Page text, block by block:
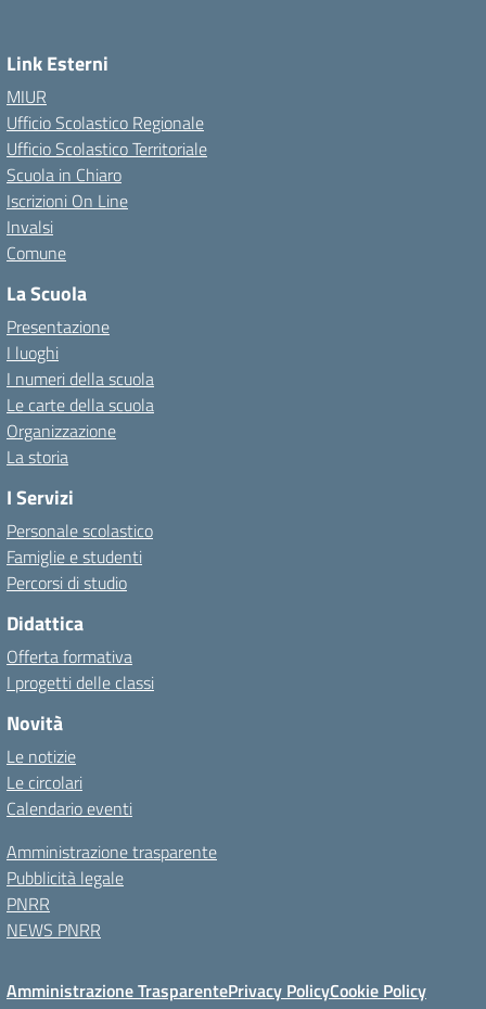
Link Esterni
MIUR
Ufficio Scolastico Regionale
Ufficio Scolastico Territoriale
Scuola in Chiaro
Iscrizioni On Line
Invalsi
Comune
La Scuola
Presentazione
I luoghi
I numeri della scuola
Le carte della scuola
Organizzazione
La storia
I Servizi
Personale scolastico
Famiglie e studenti
Percorsi di studio
Didattica
Offerta formativa
I progetti delle classi
Novità
Le notizie
Le circolari
Calendario eventi
Amministrazione trasparente
Pubblicità legale
PNRR
NEWS PNRR
Amministrazione TrasparentePrivacy PolicyCookie Policy